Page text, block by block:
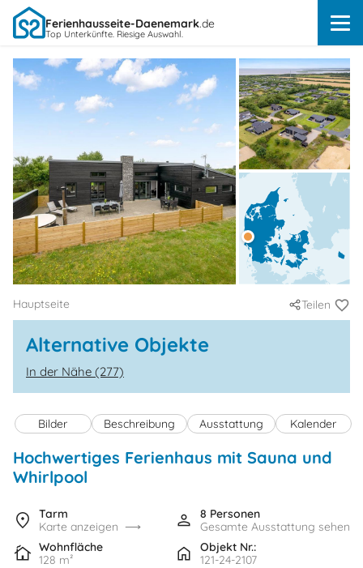
Ferienhausseite-Daenemark.de
Top Unterkünfte. Riesige Auswahl.
Hauptseite Teilen
Alternative Objekte
In der Nähe (277)
Bilder Beschreibung Ausstattung Kalender
Hochwertiges Ferienhaus mit Sauna und
Whirlpool
Tarm
Karte anzeigen
8 Personen
Gesamte Ausstattung sehen
Wohnfläche
128 m²
Objekt Nr.:
121-24-2107